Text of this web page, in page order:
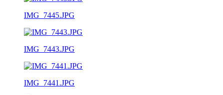
IMG_7445.JPG
IMG_7443.JPG
IMG_7441.JPG